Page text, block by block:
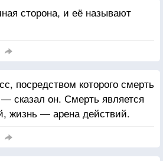
сторона, и её называют
посредством которого смерть
сказал он. Смерть является
жизнь — арена действий.